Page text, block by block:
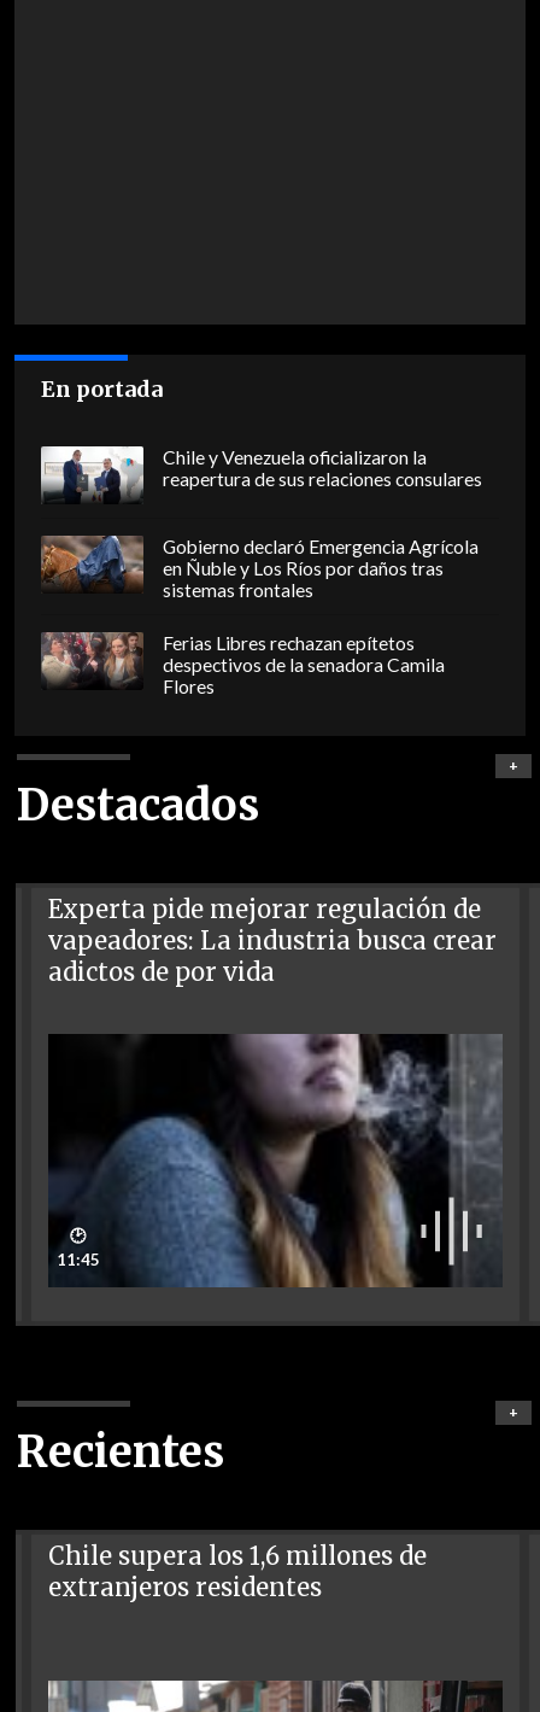
En portada
Chile y Venezuela oficializaron la
reapertura de sus relaciones consulares
Gobierno declaró Emergencia Agrícola
en Ñuble y Los Ríos por daños tras
sistemas frontales
Ferias Libres rechazan epítetos
despectivos de la senadora Camila
Flores
Destacados
+
Experta pide mejorar regulación de
vapeadores: La industria busca crear
adictos de por vida
🕑
11:45
Recientes
+
Chile supera los 1,6 millones de
extranjeros residentes